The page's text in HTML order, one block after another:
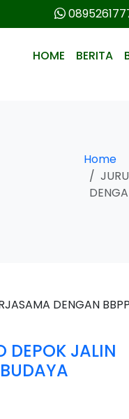
HOME BERITA
Home
DEPOK JALIN